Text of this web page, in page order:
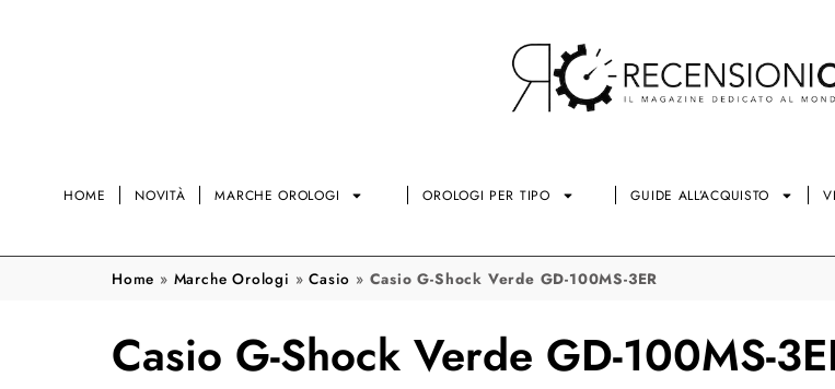
HOME NOVITÀ MARCHE OROLOGI OROLOGI PER TIPO GUIDE ALL’ACQUISTO
Home » Marche Orologi »Casio » Casio G-Shock Verde GD-100MS-3ER
Casio G-Shock Verde GD-100MS-